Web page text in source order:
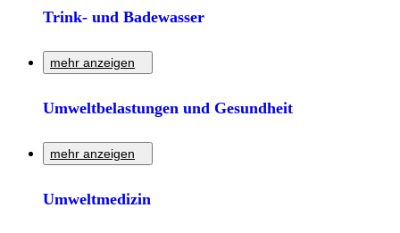
Informationen zu Klima und klimatischen
gesundheitlichen Folgen.
Trink- und Badewasser
mehr anzeigen
Informationen zum Thema Wasser in Dortmund
Umweltbelastungen und Gesundheit
mehr anzeigen
Informationen zu, unter anderen toxikologischen,
Umweltmedizin